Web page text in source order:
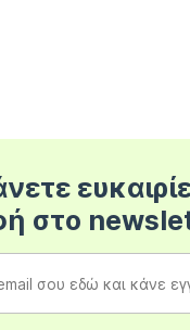
στο